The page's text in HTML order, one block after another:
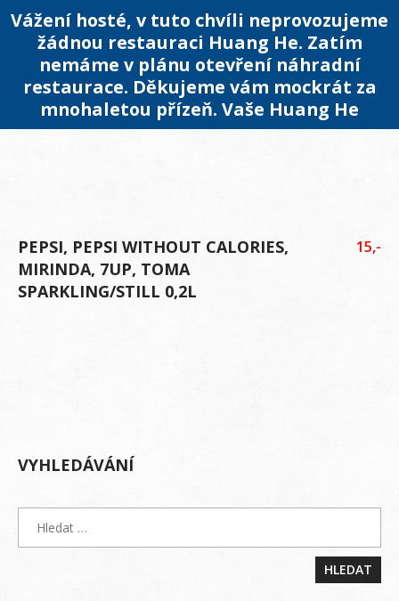
Vážení hosté, v tuto chvíli neprovozujeme
žádnou restauraci Huang He. Zatím
nemáme v plánu otevření náhradní
restaurace. Děkujeme vám mockrát za
mnohaletou přízeň. Vaše Huang He
PEPSI, PEPSI WITHOUT CALORIES,
MIRINDA, 7UP, TOMA
SPARKLING/STILL 0,2L
15,-
VYHLEDÁVÁNÍ